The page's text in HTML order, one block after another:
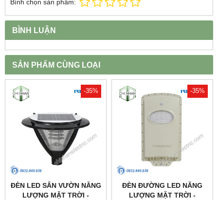
Bình chọn sản phẩm:
BÌNH LUẬN
SẢN PHẨM CÙNG LOẠI
-35%
ĐÈN LED SÂN VƯỜN NĂNG
LƯỢNG MẶT TRỜI -
-35%
ĐÈN ĐƯỜNG LED NĂNG
LƯỢNG MẶT TRỜI -